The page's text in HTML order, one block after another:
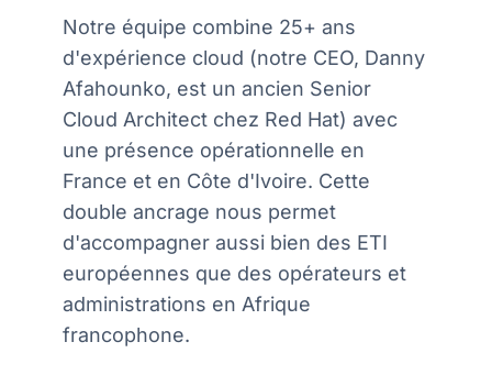
Notre équipe combine 25+ ans
d'expérience cloud (notre CEO, Danny
Afahounko, est un ancien Senior
Cloud Architect chez Red Hat) avec
une présence opérationnelle en
France et en Côte d'Ivoire. Cette
double ancrage nous permet
d'accompagner aussi bien des ETI
européennes que des opérateurs et
administrations en Afrique
francophone.